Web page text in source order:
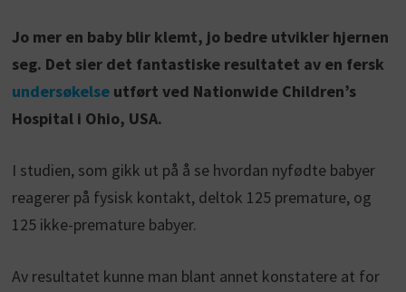
Jo mer en baby blir klemt, jo bedre utvikler hjernen
seg. Det sier det fantastiske resultatet av en fersk
undersøkelseutført ved Nationwide Children’s
Hospital i Ohio, USA.
I studien, som gikk ut på å se hvordan nyfødte babyer
reagerer på fysisk kontakt, deltok 125 premature, og
125 ikke-premature babyer.
Av resultatet kunne man blant annet konstatere at for